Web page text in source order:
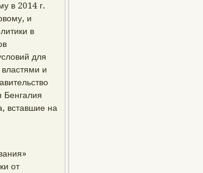
в 2014 г.
и
в
для
и
Бенгалия
вставшие на
от